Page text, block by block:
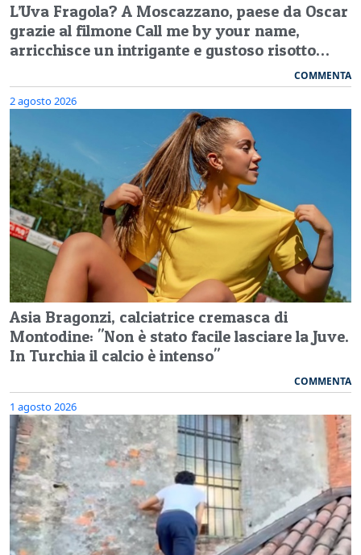
L’Uva Fragola? A Moscazzano, paese da Oscar
grazie al filmone Call me by your name,
arricchisce un intrigante e gustoso risotto…
COMMENTA
2 agosto 2026
Asia Bragonzi, calciatrice cremasca di
Montodine: "Non è stato facile lasciare la Juve.
In Turchia il calcio è intenso"
COMMENTA
1 agosto 2026